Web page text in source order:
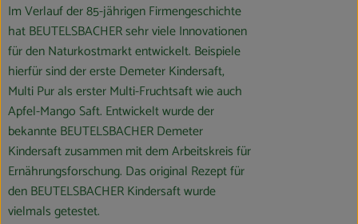
Im Verlauf der 85-jährigen Firmengeschichte
hat BEUTELSBACHER sehr viele Innovationen
für den Naturkostmarkt entwickelt. Beispiele
hierfür sind der erste Demeter Kindersaft,
Multi Pur als erster Multi-Fruchtsaft wie auch
Apfel-Mango Saft. Entwickelt wurde der
bekannte BEUTELSBACHER Demeter
Kindersaft zusammen mit dem Arbeitskreis für
Ernährungsforschung. Das original Rezept für
den BEUTELSBACHER Kindersaft wurde
vielmals getestet.